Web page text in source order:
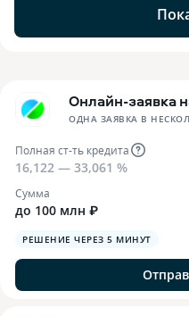
Онлайн-заявка
ОДНА ЗАЯВКА В
Полная ст-ть кредита
16,122 — 33,061 %
Сумма
до 100 млн ₽
РЕШЕНИЕ ЧЕРЕЗ 5 МИНУТ